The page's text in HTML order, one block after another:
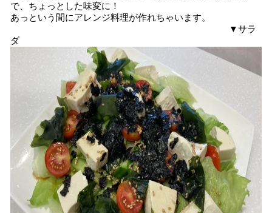
で、ちょっとした味変に！
あっという間にアレンジ料理が作れちゃいます。
▼サラ
ダ